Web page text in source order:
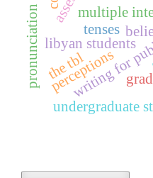
libyan students
writing for
undergraduate
multiple
perceptions
pronunciation tenses
the tbl